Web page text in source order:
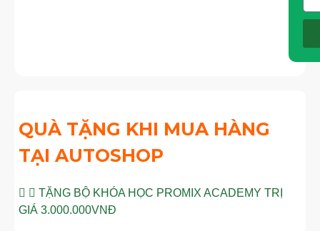
QUÀ TẶNG KHI MUA HÀNG
TẠI AUTOSHOP
TẶNG BỘ KHÓA HỌC PROMIX ACADEMY TRỊ
GIÁ 3.000.000VNĐ